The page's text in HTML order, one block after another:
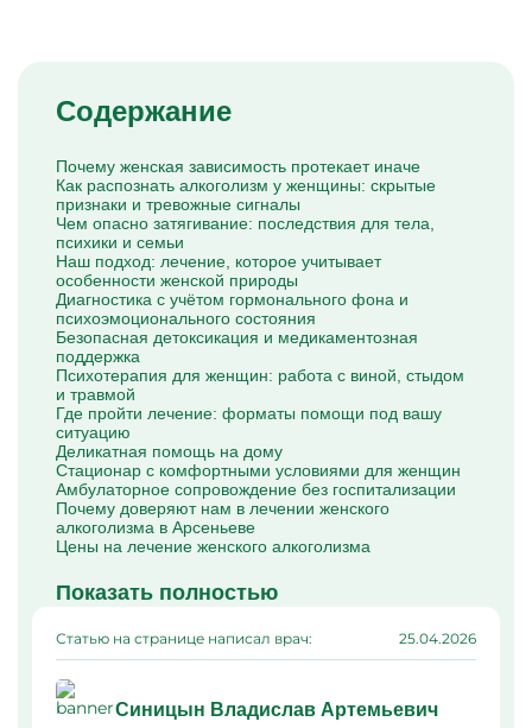
Капельница Ципрофлоксацин
Капельница Рингер
Содержание
Почему женская зависимость протекает иначе
Как распознать алкоголизм у женщины: скрытые
признаки и тревожные сигналы
Чем опасно затягивание: последствия для тела,
психики и семьи
Наш подход: лечение, которое учитывает
особенности женской природы
Диагностика с учётом гормонального фона и
психоэмоционального состояния
Безопасная детоксикация и медикаментозная
поддержка
Психотерапия для женщин: работа с виной, стыдом
и травмой
Где пройти лечение: форматы помощи под вашу
ситуацию
Деликатная помощь на дому
Стационар с комфортными условиями для женщин
Амбулаторное сопровождение без госпитализации
Почему доверяют нам в лечении женского
алкоголизма в Арсеньеве
Цены на лечение женского алкоголизма
Показать полностью
Статью на странице написал врач: 25.04.2026
Синицын Владислав Артемьевич